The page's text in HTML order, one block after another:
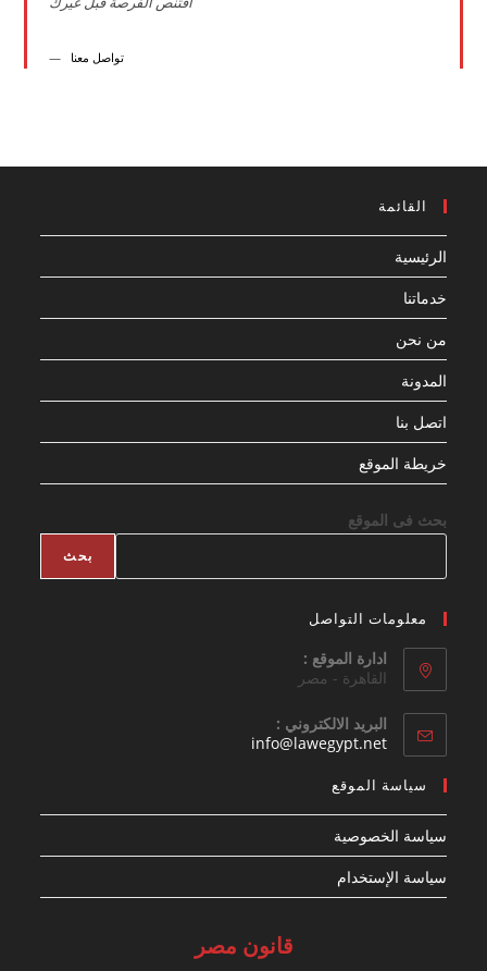
تواصل معنا
القائمة
الرئيسية
خدماتنا
من نحن
المدونة
اتصل بنا
خريطة الموقع
بحث فى الموقع
بحث
معلومات التواصل
ادارة الموقع :
القاهرة - مصر
البريد الالكتروني :
info@lawegypt.net
سياسة الموقع
سياسة الخصوصية
سياسة الإستخدام
قانون مصر